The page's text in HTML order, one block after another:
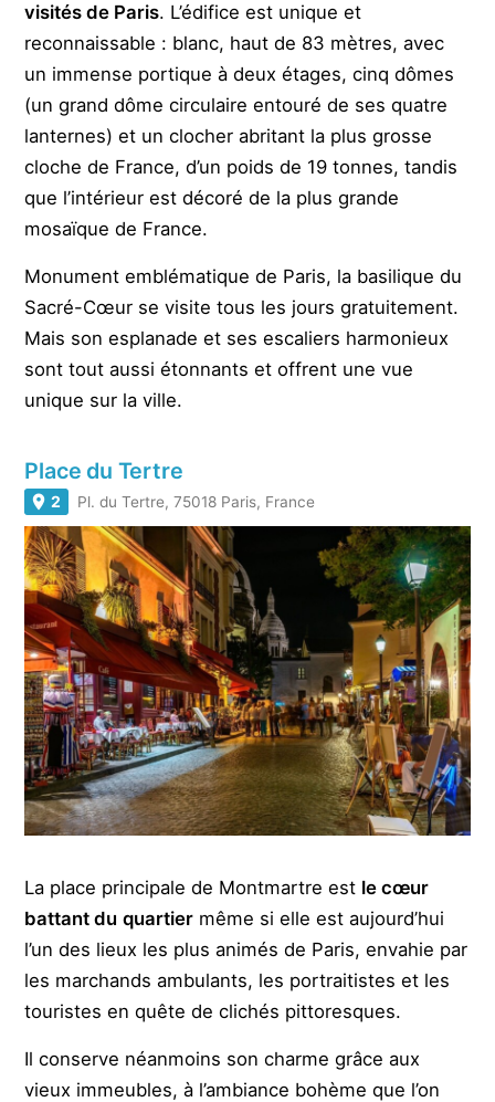
visités de Paris. L’édifice est unique et
reconnaissable : blanc, haut de 83 mètres, avec
un immense portique à deux étages, cinq dômes
(un grand dôme circulaire entouré de ses quatre
lanternes) et un clocher abritant la plus grosse
cloche de France, d’un poids de 19 tonnes, tandis
que l’intérieur est décoré de la plus grande
mosaïque de France.
Monument emblématique de Paris, la basilique du
Sacré-Cœur se visite tous les jours gratuitement.
Mais son esplanade et ses escaliers harmonieux
sont tout aussi étonnants et offrent une vue
unique sur la ville.
Place du Tertre
2 Pl. du Tertre, 75018 Paris, France
La place principale de Montmartre est le cœur
battant du quartier même si elle est aujourd’hui
l’un des lieux les plus animés de Paris, envahie par
les marchands ambulants, les portraitistes et les
touristes en quête de clichés pittoresques.
Il conserve néanmoins son charme grâce aux
vieux immeubles, à l’ambiance bohème que l’on